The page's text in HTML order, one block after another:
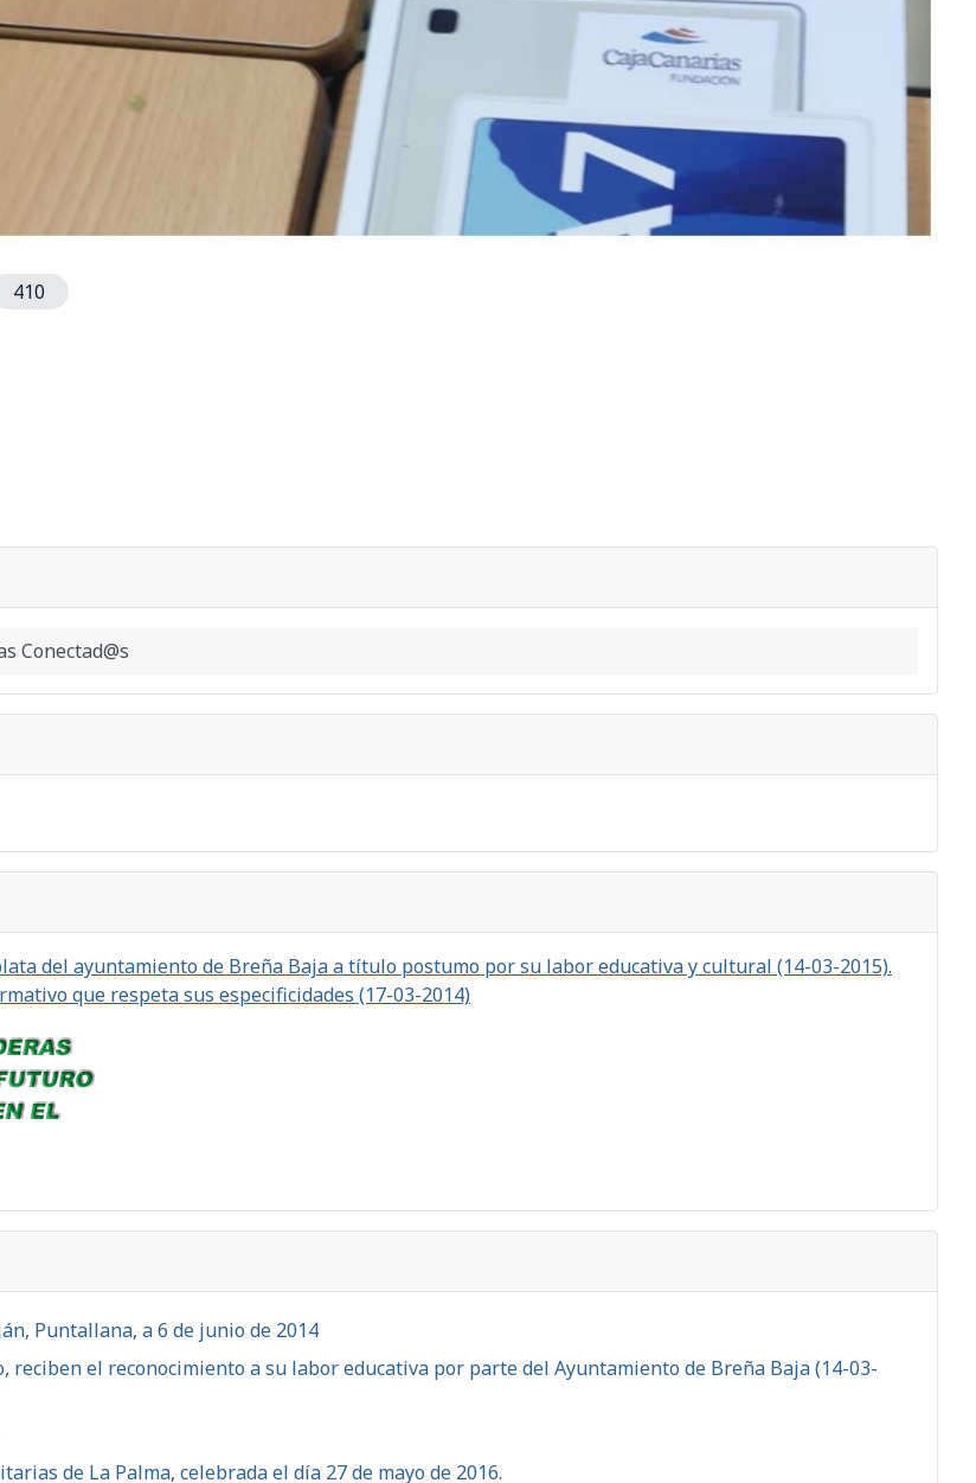
Conectad@s
del ayuntamiento de Breña Baja a título postumo por su labor educativa y cultural (14-03-2015).
que respeta sus especificidades (17-03-2014)
Puntallana, a 6 de junio de 2014
reciben el reconocimiento a su labor educativa por parte del Ayuntamiento de Breña Baja (14-03-
de La Palma, celebrada el día 27 de mayo de 2016.
410